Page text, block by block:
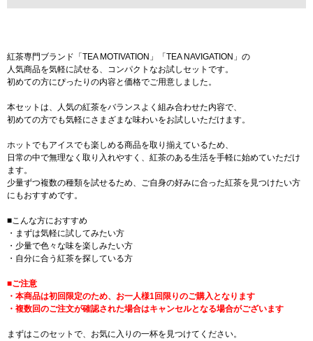
紅茶専門ブランド「TEA MOTIVATION」「TEA NAVIGATION」の
人気商品を気軽に試せる、コンパクトなお試しセットです。
初めての方にぴったりの内容と価格でご用意しました。
本セットは、人気の紅茶をバランスよく組み合わせた内容で、
初めての方でも気軽にさまざまな味わいをお試しいただけます。
ホットでもアイスでも楽しめる商品を取り揃えているため、
日常の中で無理なく取り入れやすく、紅茶のある生活を手軽に始めていただけ
ます。
少量ずつ複数の種類を試せるため、ご自身の好みに合った紅茶を見つけたい方
にもおすすめです。
■こんな方におすすめ
・まずは気軽に試してみたい方
・少量で色々な味を楽しみたい方
・自分に合う紅茶を探している方
■ご注意
・本商品は初回限定のため、お一人様1回限りのご購入となります
・複数回のご注文が確認された場合はキャンセルとなる場合がございます
まずはこのセットで、お気に入りの一杯を見つけてください。